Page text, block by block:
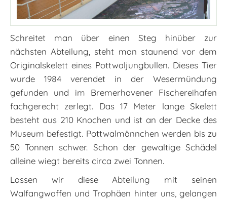
Schreitet man über einen Steg hinüber zur
nächsten Abteilung, steht man staunend vor dem
Originalskelett eines Pottwaljungbullen. Dieses Tier
wurde 1984 verendet in der Wesermündung
gefunden und im Bremerhavener Fischereihafen
fachgerecht zerlegt. Das 17 Meter lange Skelett
besteht aus 210 Knochen und ist an der Decke des
Museum befestigt. Pottwalmännchen werden bis zu
50 Tonnen schwer. Schon der gewaltige Schädel
alleine wiegt bereits circa zwei Tonnen.
Lassen wir diese Abteilung mit seinen
Walfangwaffen und Trophäen hinter uns, gelangen